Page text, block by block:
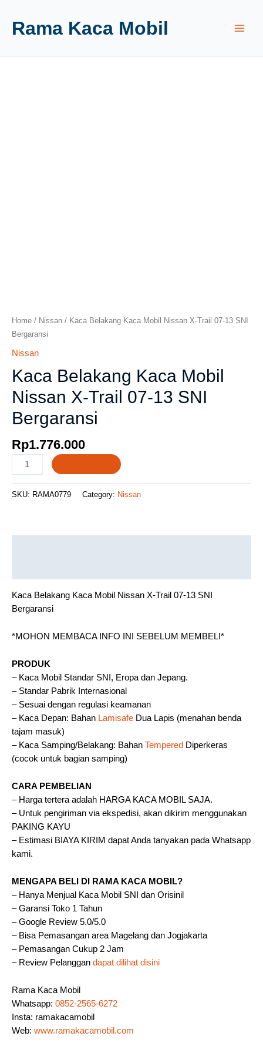
Rama Kaca Mobil
Home / Nissan / Kaca Belakang Kaca Mobil Nissan X-Trail 07-13 SNI
Bergaransi
Nissan
Kaca Belakang Kaca Mobil
Nissan X-Trail 07-13 SNI
Bergaransi
Rp1.776.000
SKU: RAMA0779 Category: Nissan
Kaca Belakang Kaca Mobil Nissan X-Trail 07-13 SNI
Bergaransi
*MOHON MEMBACA INFO INI SEBELUM MEMBELI*
PRODUK
– Kaca Mobil Standar SNI, Eropa dan Jepang.
– Standar Pabrik Internasional
– Sesuai dengan regulasi keamanan
– Kaca Depan: Bahan Lamisafe Dua Lapis (menahan benda
tajam masuk)
– Kaca Samping/Belakang: Bahan Tempered Diperkeras
(cocok untuk bagian samping)
CARA PEMBELIAN
– Harga tertera adalah HARGA KACA MOBIL SAJA.
– Untuk pengiriman via ekspedisi, akan dikirim menggunakan
PAKING KAYU
– Estimasi BIAYA KIRIM dapat Anda tanyakan pada Whatsapp
kami.
MENGAPA BELI DI RAMA KACA MOBIL?
– Hanya Menjual Kaca Mobil SNI dan Orisinil
– Garansi Toko 1 Tahun
– Google Review 5.0/5.0
– Bisa Pemasangan area Magelang dan Jogjakarta
– Pemasangan Cukup 2 Jam
– Review Pelanggan dapat dilihat disini
Rama Kaca Mobil
Whatsapp: 0852-2565-6272
Insta: ramakacamobil
Web: www.ramakacamobil.com